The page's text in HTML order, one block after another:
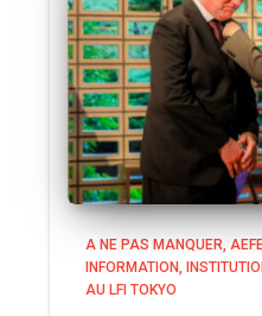
A NE PAS MANQUER
INFORMATION
AU LFI TOKYO